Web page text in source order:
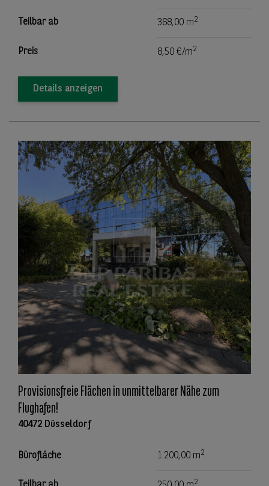
Teilbar ab 368,00 m2
Preis 8,50 €/m2
Details anzeigen
Provisionsfreie Flächen in unmittelbarer Nähe zum
Flughafen!
40472 Düsseldorf
Bürofläche 1.200,00 m2
2